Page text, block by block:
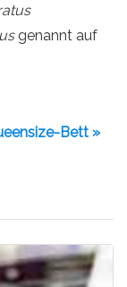
genannt auf
Bett »